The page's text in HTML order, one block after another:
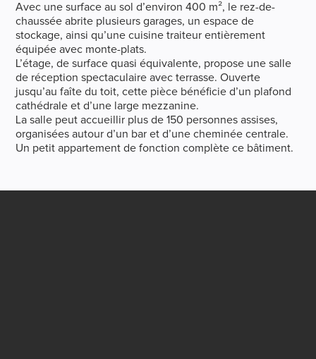
Avec une surface au sol d’environ 400 m², le rez-de-
chaussée abrite plusieurs garages, un espace de
stockage, ainsi qu’une cuisine traiteur entièrement
équipée avec monte-plats.
L’étage, de surface quasi équivalente, propose une salle
de réception spectaculaire avec terrasse. Ouverte
jusqu’au faîte du toit, cette pièce bénéficie d’un plafond
cathédrale et d’une large mezzanine.
La salle peut accueillir plus de 150 personnes assises,
organisées autour d’un bar et d’une cheminée centrale.
Un petit appartement de fonction complète ce bâtiment.